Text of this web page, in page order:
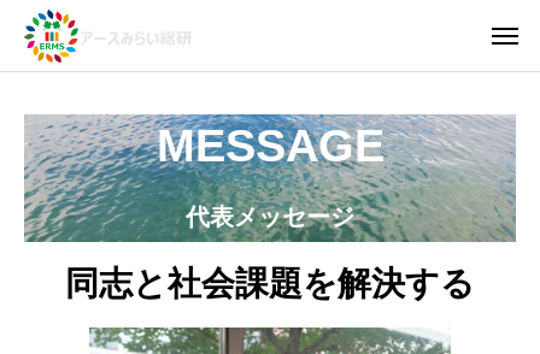
MESSAGE
代表メッセージ
同志と社会課題を解決する